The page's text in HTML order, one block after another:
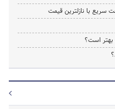
سریع با نازلترین قیمت
است؟